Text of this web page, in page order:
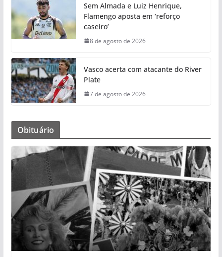
Sem Almada e Luiz Henrique,
Flamengo aposta em ‘reforço
caseiro’
8 de agosto de 2026
Vasco acerta com atacante do River
Plate
7 de agosto de 2026
Obituário